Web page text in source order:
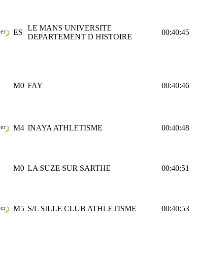
er ES
LE MANS UNIVERSITE
DEPARTEMENT D HISTOIRE
00:40:45
M0 FAY 00:40:46
er M4 INAYA ATHLETISME 00:40:48
M0 LA SUZE SUR SARTHE 00:40:51
er M5 S/L SILLE CLUB ATHLETISME 00:40:53